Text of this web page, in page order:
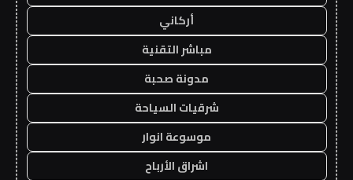
أركاني
مباشر التقنية
مدونة صحبة
شرقيات السياحة
موسوعة انوار
اشراق الأرباح